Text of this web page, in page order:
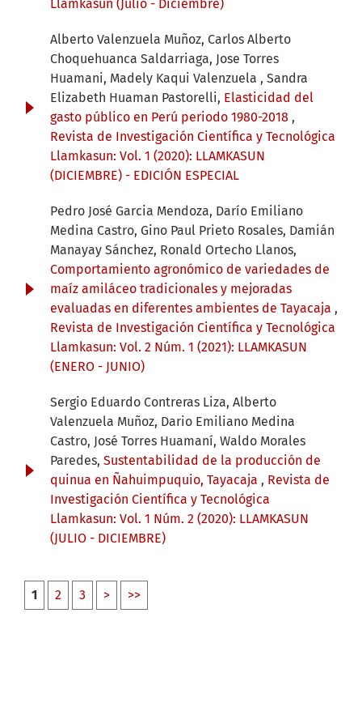
Llamkasun (Julio - Diciembre)
Alberto Valenzuela Muñoz, Carlos Alberto
Choquehuanca Saldarriaga, Jose Torres
Huamani, Madely Kaqui Valenzuela , Sandra
Elizabeth Huaman Pastorelli, Elasticidad del
gasto público en Perú periodo 1980-2018 ,
Revista de Investigación Científica y Tecnológica
Llamkasun: Vol. 1 (2020): LLAMKASUN
(DICIEMBRE) - EDICIÓN ESPECIAL
Pedro José Garcia Mendoza, Darío Emiliano
Medina Castro, Gino Paul Prieto Rosales, Damián
Manayay Sánchez, Ronald Ortecho Llanos,
Comportamiento agronómico de variedades de
maíz amiláceo tradicionales y mejoradas
evaluadas en diferentes ambientes de Tayacaja ,
Revista de Investigación Científica y Tecnológica
Llamkasun: Vol. 2 Núm. 1 (2021): LLAMKASUN
(ENERO - JUNIO)
Sergio Eduardo Contreras Liza, Alberto
Valenzuela Muñoz, Dario Emiliano Medina
Castro, José Torres Huamaní, Waldo Morales
Paredes, Sustentabilidad de la producción de
quinua en Ñahuimpuquio, Tayacaja , Revista de
Investigación Científica y Tecnológica
Llamkasun: Vol. 1 Núm. 2 (2020): LLAMKASUN
(JULIO - DICIEMBRE)
1 2 3 > >>